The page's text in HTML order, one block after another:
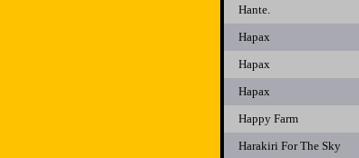
Hante.
Hapax
Hapax
Hapax
Happy Farm
Harakiri For The Sky